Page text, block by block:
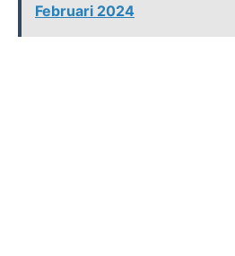
Februari 2024